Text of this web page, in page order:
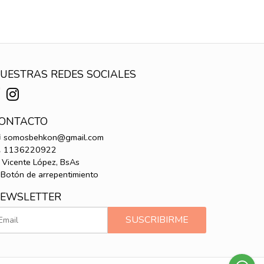
REDES SOCIALES
somosbehkon@gmail.com
1136220922
Vicente López, BsAs
de arrepentimiento
SUSCRIBIRME